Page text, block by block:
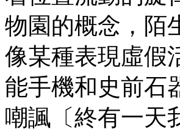
物園的概念，陌
像某種表現虛假
能手機和史前石
嘲諷〔終有一天